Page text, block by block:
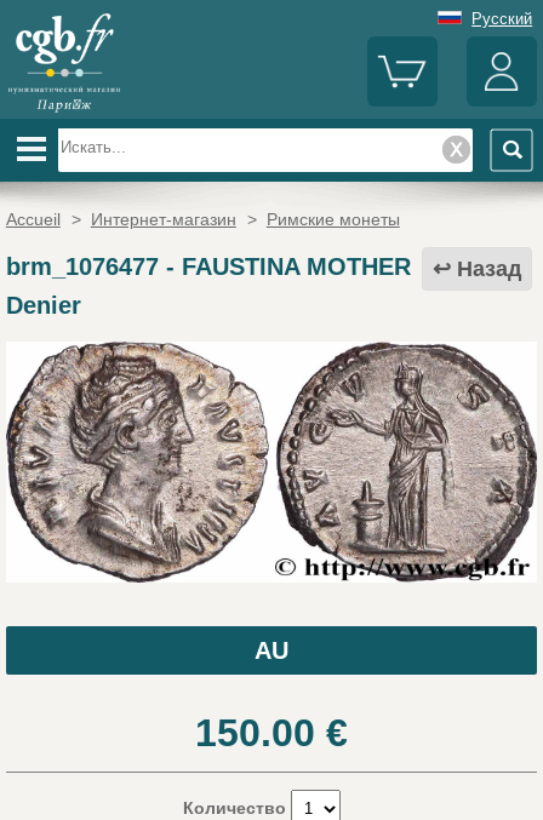
Русский
Accueil > Интернет-магазин > Римские монеты
Назад
brm_1076477- FAUSTINA MOTHER
Denier
AU
150.00 €
Количество